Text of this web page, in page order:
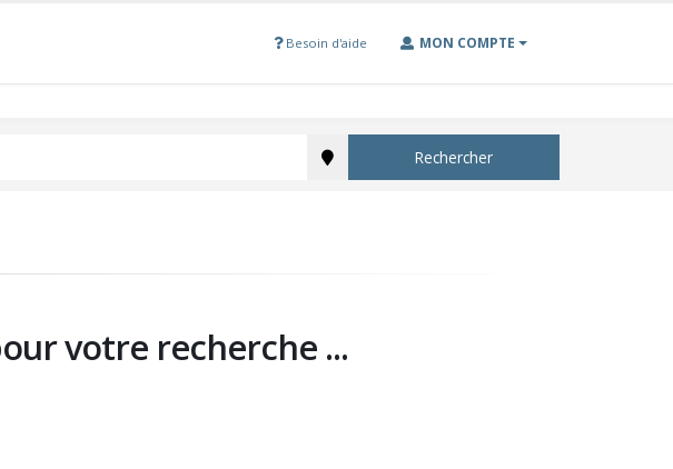
Besoin d'aide MON COMPTE
Rechercher
votre recherche ...